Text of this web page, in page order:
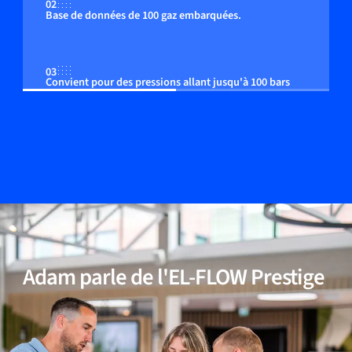
02
Base de données de 100 gaz embarquées.
03
Convient pour des pressions allant jusqu'à 100 bars
05
Convient aux gaz non inertes (réactifs)
06
Compensation précise de la température
Adam parle de l'EL-FLOW Prestige